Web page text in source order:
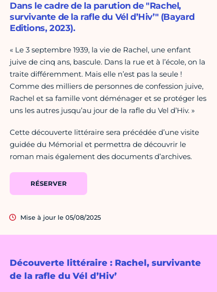
Découverte littéraire : Rachel, survivante
de la rafle du Vél d’Hiv’
Dans le cadre de la parution de "Rachel,
survivante de la rafle du Vél d’Hiv’" (Bayard
Editions, 2023).
« Le 3 septembre 1939, la vie de Rachel, une enfant
juive de cinq ans, bascule. Dans la rue et à l’école, on la
traite différemment. Mais elle n’est pas la seule !
Comme des milliers de personnes de confession juive,
Rachel et sa famille vont déménager et se protéger les
uns les autres jusqu’au jour de la rafle du Vel d’Hiv. »
Cette découverte littéraire sera précédée d’une visite
guidée du Mémorial et permettra de découvrir le
roman mais également des documents d’archives.
RÉSERVER
Mise à jour le 05/08/2025